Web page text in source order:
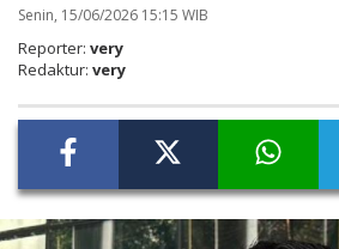
Senin, 15/06/2026 15:15 WIB
Reporter: very
Redaktur: very